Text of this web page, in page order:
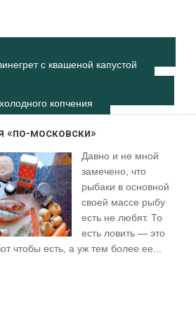
с квашеной капустой
копчения
«по-московски»
Давно и не мной
замечено, что
рыбаки в основной
своей массе рыбу
есть не любят. То
есть ловить — это
чтобы есть, а уж тем более ее...